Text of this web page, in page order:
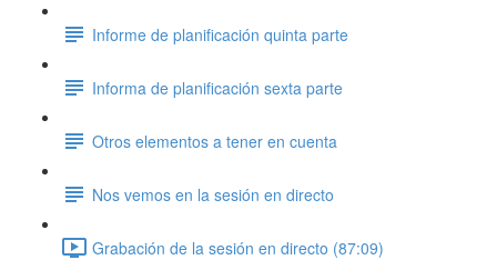
Informe de planificación quinta parte
Informa de planificación sexta parte
Otros elementos a tener en cuenta
Nos vemos en la sesión en directo
Grabación de la sesión en directo (87:09)